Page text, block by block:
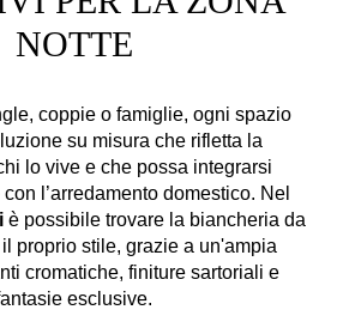
NOTTE
coppie o famiglie, ogni spazio
su misura che rifletta la
lo vive e che possa integrarsi
l’arredamento domestico. Nel
è possibile trovare la biancheria da
proprio stile, grazie a un'ampia
cromatiche, finiture sartoriali e
esclusive.